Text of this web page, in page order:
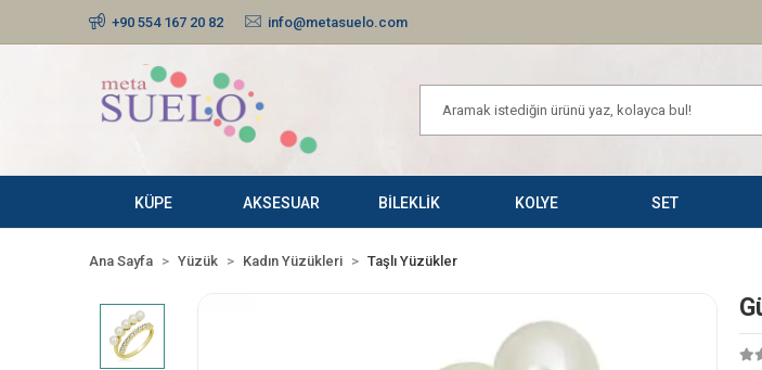
+90 554 167 20 82 info@metasuelo.com
KÜPE AKSESUAR BİLEKLİK KOLYE SET
Ana Sayfa Yüzük Kadın Yüzükleri Taşlı Yüzükler